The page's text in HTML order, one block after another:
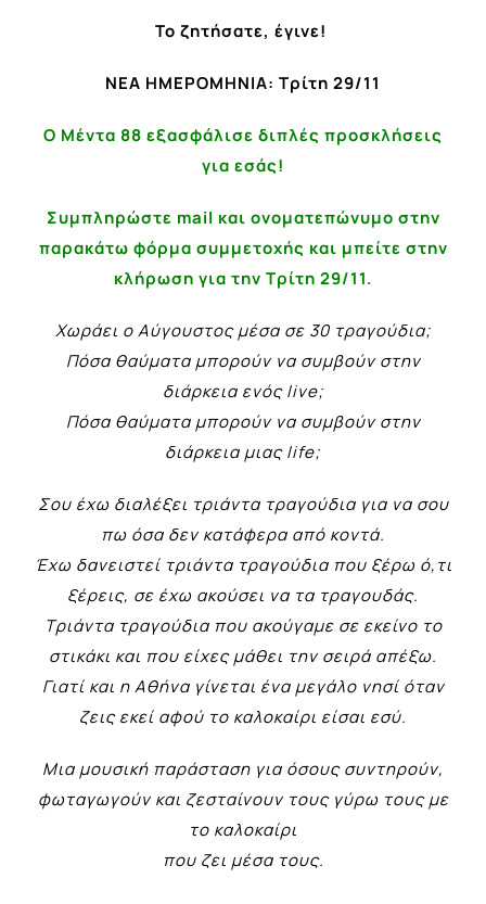
Το ζητήσατε, έγινε!
ΝΕΑ ΗΜΕΡΟΜΗΝΙΑ: Τρίτη 29/11
Ο Μέντα 88 εξασφάλισε διπλές προσκλήσεις
για εσάς!
Συμπληρώστε mail και ονοματεπώνυμο στην
παρακάτω φόρμα συμμετοχής και μπείτε στην
κλήρωση για την Τρίτη 29/11.
Χωράει ο Αύγουστος μέσα σε 30 τραγούδια;
Πόσα θαύματα μπορούν να συμβούν στην
διάρκεια ενός live;
Πόσα θαύματα μπορούν να συμβούν στην
διάρκεια μιας life;
Σου έχω διαλέξει τριάντα τραγούδια για να σου
πω όσα δεν κατάφερα από κοντά.
Έχω δανειστεί τριάντα τραγούδια που ξέρω ό,τι
ξέρεις, σε έχω ακούσει να τα τραγουδάς.
Τριάντα τραγούδια που ακούγαμε σε εκείνο το
στικάκι και που είχες μάθει την σειρά απέξω.
Γιατί και η Αθήνα γίνεται ένα μεγάλο νησί όταν
ζεις εκεί αφού το καλοκαίρι είσαι εσύ.
Μια μουσική παράσταση για όσους συντηρούν,
φωταγωγούν και ζεσταίνουν τους γύρω τους με
το καλοκαίρι
που ζει μέσα τους.